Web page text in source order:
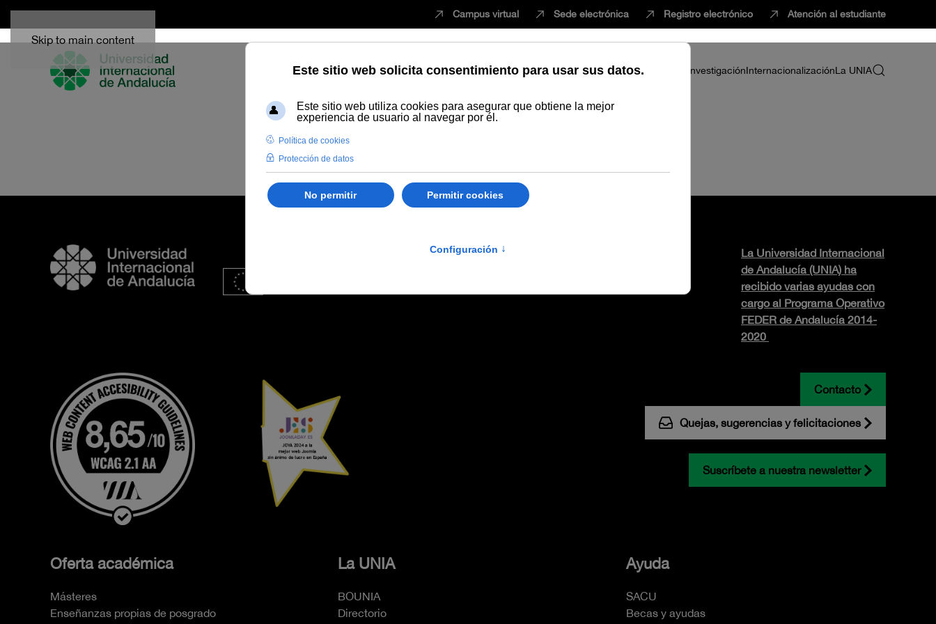
Skip to main content
Campus virtual Sede electrónica Registro electrónico Atención al estudiante
EstudiarInnovaciónVida universitariaProfesorado InvestigaciónInternacionalizaciónLa UNIA
La Universidad Internacional
de Andalucía (UNIA) ha
recibido varias ayudas con
cargo al Programa Operativo
FEDER de Andalucía 2014-
2020
Contacto
Quejas, sugerencias y felicitaciones
Suscríbete a nuestra newsletter
Oferta académica
Másteres
Enseñanzas propias de posgrado
La UNIA
BOUNIA
Directorio
Ayuda
SACU
Becas y ayudas